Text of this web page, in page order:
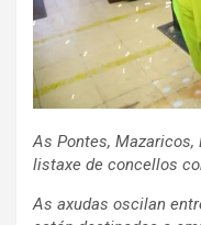
As Pontes, Mazaricos,
listaxe de concellos
As axudas oscilan